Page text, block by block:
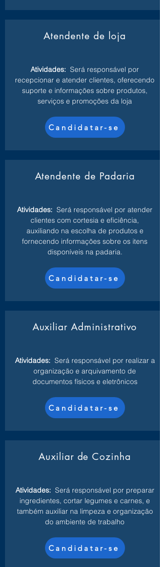
Atendente de loja
Atividades: Será responsável por
recepcionar e atender clientes, oferecendo
suporte e informações sobre produtos,
serviços e promoções da loja
Candidatar-se
Atendente de Padaria
Atividades: Será responsável por atender
clientes com cortesia e eficiência,
auxiliando na escolha de produtos e
fornecendo informações sobre os itens
disponíveis na padaria.
Candidatar-se
Auxiliar Administrativo
Atividades: Será responsável por realizar a
organização e arquivamento de
documentos físicos e eletrônicos
Candidatar-se
Auxiliar de Cozinha
Atividades: Será responsável por preparar
ingredientes, cortar legumes e carnes, e
também auxiliar na limpeza e organização
do ambiente de trabalho
Candidatar-se